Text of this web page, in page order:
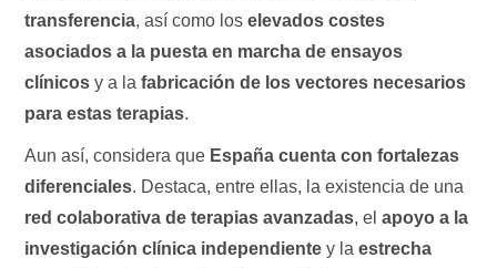
transferencia, así como loselevados costes
asociados a la puesta en marcha de ensayos
clínicos y a lafabricación de los vectores necesarios
para estas terapias.
Aun así, considera que España cuenta con fortalezas
diferenciales. Destaca, entre ellas, la existencia de una
red colaborativa de terapias avanzadas, elapoyo a la
investigación clínica independiente y laestrecha